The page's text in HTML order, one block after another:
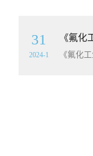
31
2024-1
《氟化
《氟化